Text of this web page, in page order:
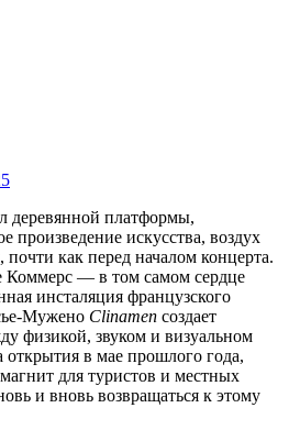
деревянной платформы,
произведение искусства, воздух
как перед началом концерта.
Коммерс — в том самом сердце
инсталяция французского
Мужено Clinamen создает
физикой, звуком и визуальном
в мае прошлого года,
для туристов и местных
и вновь возвращаться к этому